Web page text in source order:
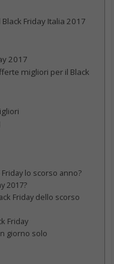
Friday Italia 2017
2017
migliori per il Black
lo scorso anno?
2017?
Friday dello scorso
Friday
giorno solo